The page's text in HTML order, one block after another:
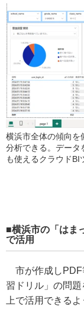
横浜市全体の傾向を
分析できる。データ
も使えるクラウドBI
■横浜市の「はま
で活用
市が作成し
習ドリル」の問
上で活用できる